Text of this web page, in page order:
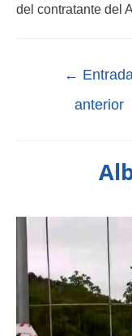
del contratante del
←
anterior